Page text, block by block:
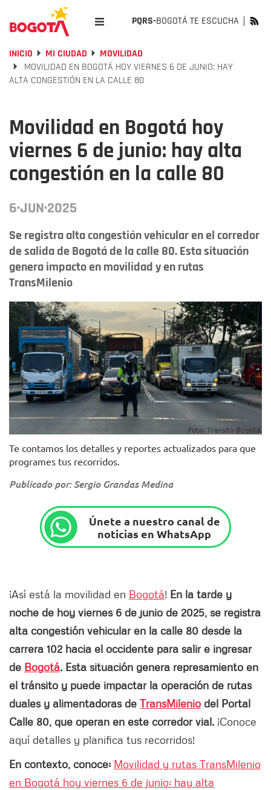
PQRS-BOGOTÁ TE ESCUCHA
INICIO MI CIUDAD
MOVILIDAD
MOVILIDAD EN BOGOTÁ HOY VIERNES 6 DE JUNIO: HAY
ALTA CONGESTIÓN EN LA CALLE 80
Movilidad en Bogotá hoy
viernes 6 de junio: hay alta
congestión en la calle 80
6·JUN·2025
Se registra alta congestión vehicular en el corredor
de salida de Bogotá de la calle 80. Esta situación
genera impacto en movilidad y en rutas
TransMilenio
Foto: Transito Bogotá.
Te contamos los detalles y reportes actualizados para que
programes tus recorridos.
Publicado por: Sergio Grandas Medina
Únete a nuestro canal de
noticias en WhatsApp
¡Así está la movilidad en Bogotá! En la tarde y
noche de hoy viernes 6 de junio de 2025, se registra
alta congestión vehicular en la calle 80 desde la
carrera 102 hacia el occidente para salir e ingresar
de Bogotá. Esta situación genera represamiento en
el tránsito y puede impactar la operación de rutas
duales y alimentadoras de TransMilenio del Portal
Calle 80, que operan en este corredor vial. ¡Conoce
aquí detalles y planifica tus recorridos!
En contexto, conoce: Movilidad y rutas TransMilenio
en Bogotá hoy viernes 6 de junio: hay alta